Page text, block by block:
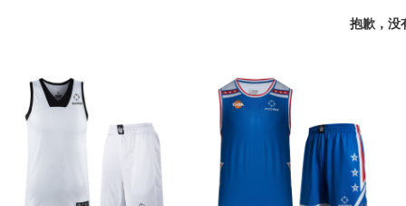
抱歉，没